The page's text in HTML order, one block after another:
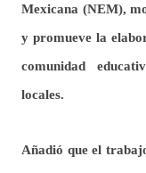
Mexicana (NEM),
y promueve la
comunidad
locales.
Añadió que el